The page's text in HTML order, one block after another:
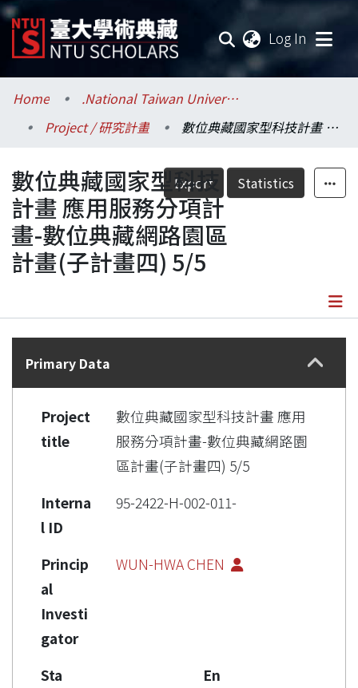
Log In
Communities & Collections
Research Outputs
Fundings & Projects
Researchers
Organizations
Home
.National Taiwan University / 國立臺灣大學
Project / 研究計畫
數位典藏國家型科技計畫 應用服務分項計畫-數位典藏網路園區計畫(子計畫四) 5/5
Export Statistics
數位典藏國家型科技
計畫 應用服務分項計
畫-數位典藏網路園區
計畫(子計畫四) 5/5
Details
Primary Data
Project
title
數位典藏國家型科技計畫 應用
服務分項計畫-數位典藏網路園
區計畫(子計畫四) 5/5
Interna
l ID
95-2422-H-002-011-
Princip
al
Investi
gator
WUN-HWA CHEN
Sta
En